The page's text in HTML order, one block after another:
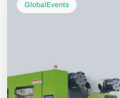
GlobalEvents